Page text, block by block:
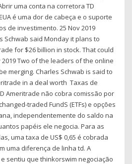
uma conta na corretora TD
é uma dor de cabeça e o suporte
de investimento. 25 Nov 2019
Schwab said Monday it plans to
for $26 billion in stock. That could
Two of the leaders of the online
merging. Charles Schwab is said to
in a deal worth Taxas de
Ameritrade não cobra comissão por
traded FundS (ETFs) e opções
independentemente do saldo na
papéis ele negocia. Para as
uma taxa de US$ 0,65 é cobrada
uma diferença de linha td. A
sentiu que thinkorswim negociação